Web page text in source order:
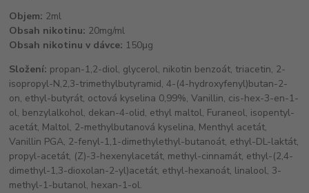
Objem: 2ml
Obsah nikotinu: 20mg/ml
Obsah nikotinu v dávce: 150μg
Složení: propan-1,2-diol, glycerol, nikotin benzoát, triacetin, 2-
isopropyl-N,2,3-trimethylbutyramid, 4-(4-hydroxyfenyl)butan-2-
on, ethyl-butyrát, octová kyselina 0,99%, Vanillin, cis-hex-3-en-1-
ol, benzylalkohol, dekan-4-olid, ethyl maltol, Furaneol, isopentyl-
acetát, Maltol, 2-methylbutanová kyselina, Menthyl acetát,
Vanillin PGA, 2-fenyl-1,1-dimethylethyl-butanoát, ethyl-DL-laktát,
propyl-acetát, (Z)-3-hexenylacetát, methyl-cinnamát, ethyl-(2,4-
dimethyl-1,3-dioxolan-2-yl)acetát, ethyl-hexanoát, linalool, 3-
methyl-1-butanol, hexan-1-ol.